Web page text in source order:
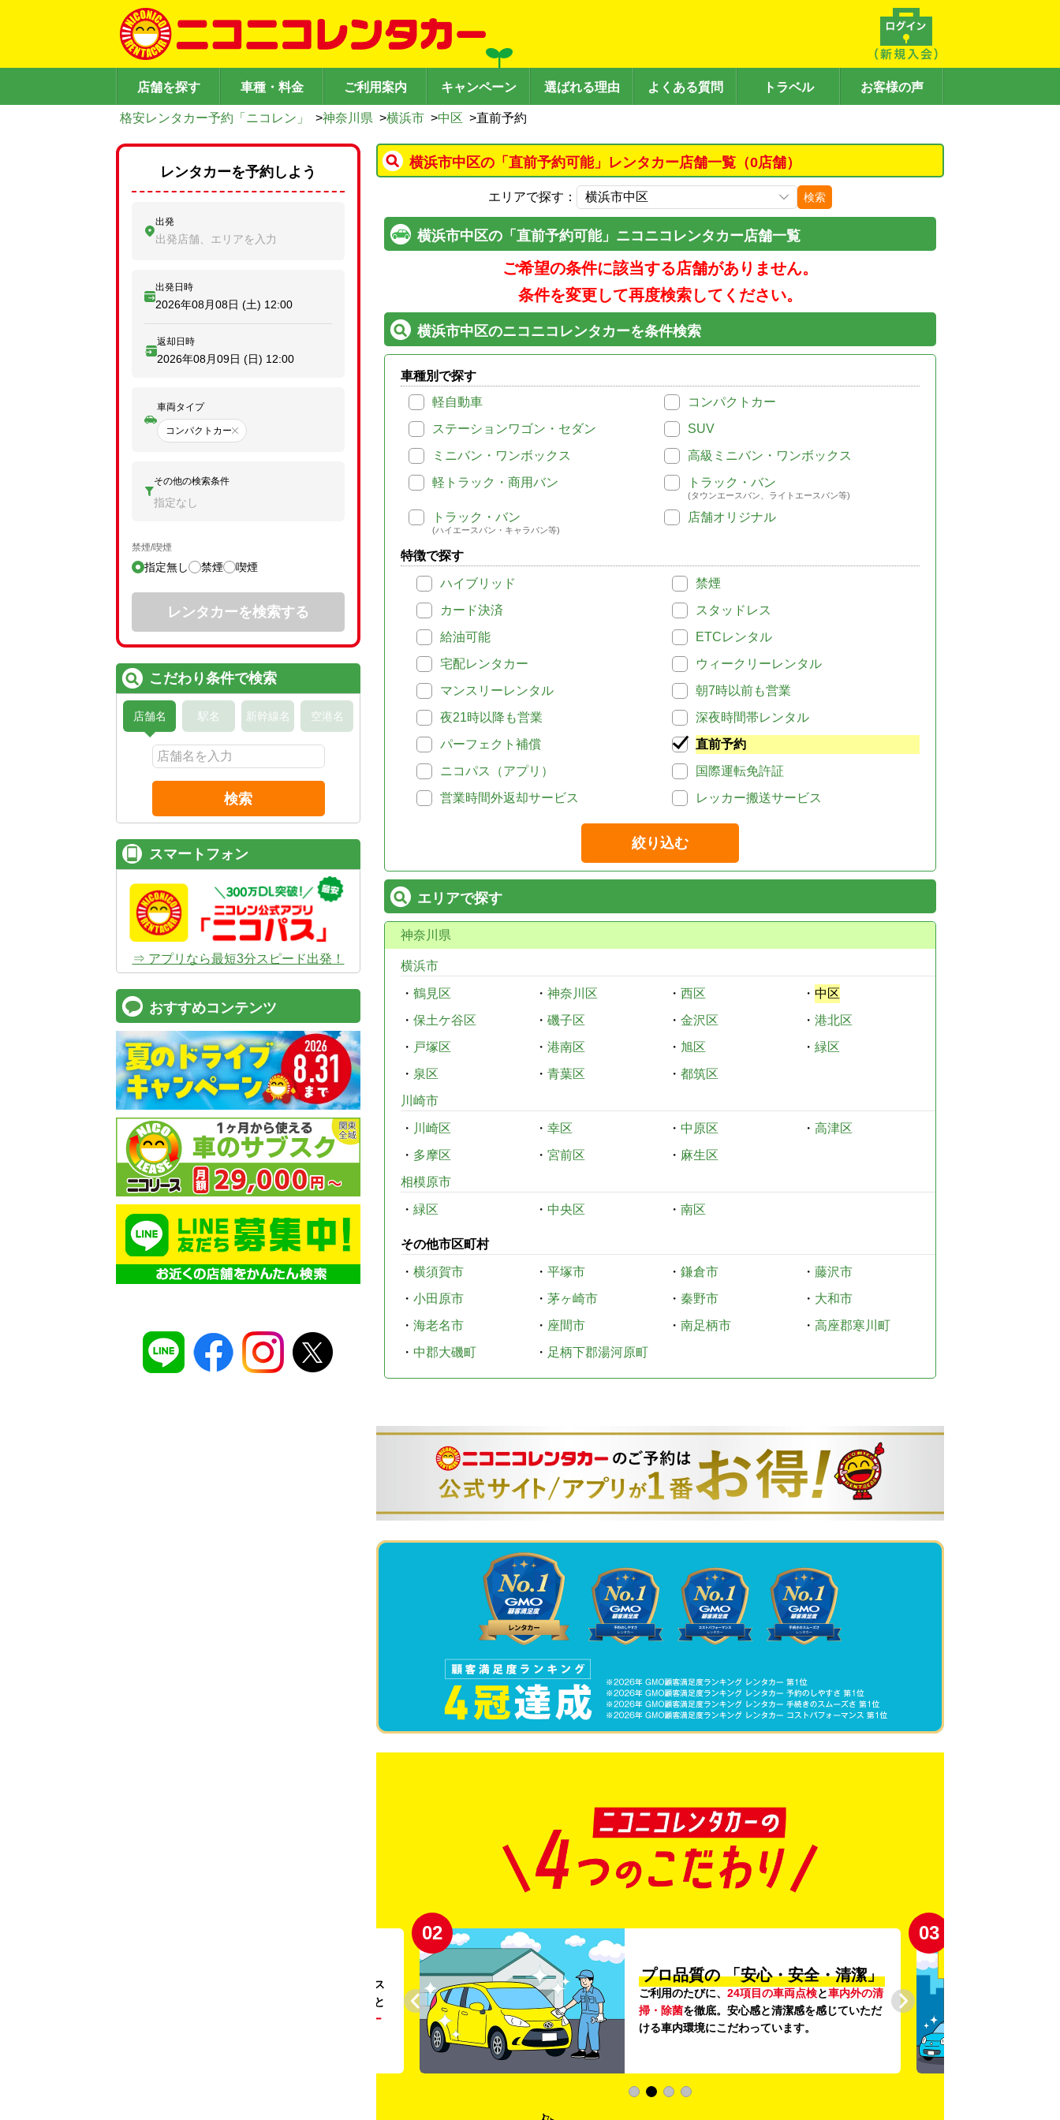
店舗を探す 車種・料金 ご利用案内 キャンペーン 選ばれる理由 よくある質問 トラベル お客様の声
格安レンタカー予約「ニコレン」 >神奈川県 >横浜市 >中区 >直前予約
横浜市中区の「直前予約可能」レンタカー店舗一覧（0店舗）
エリアで探す： 検索
横浜市中区の「直前予約可能」ニコニコレンタカー店舗一覧
ご希望の条件に該当する店舗がありません。
条件を変更して再度検索してください。
横浜市中区のニコニコレンタカーを条件検索
車種別で探す
軽自動車
コンパクトカー
ステーションワゴン・セダン
SUV
ミニバン・ワンボックス
高級ミニバン・ワンボックス
軽トラック・商用バン
トラック・バン
(タウンエースバン、ライトエースバン等)
トラック・バン
(ハイエースバン・キャラバン等)
店舗オリジナル
特徴で探す
ハイブリッド
禁煙
カード決済
スタッドレス
給油可能
ETCレンタル
宅配レンタカー
ウィークリーレンタル
マンスリーレンタル
朝7時以前も営業
夜21時以降も営業
深夜時間帯レンタル
パーフェクト補償
直前予約
ニコパス（アプリ）
国際運転免許証
営業時間外返却サービス
レッカー搬送サービス
絞り込む
エリアで探す
神奈川県
横浜市
・ 鶴見区 ・ 神奈川区 ・ 西区 ・ 中区
・ 保土ケ谷区 ・ 磯子区 ・ 金沢区 ・ 港北区
・ 戸塚区 ・ 港南区 ・ 旭区 ・ 緑区
・ 泉区 ・ 青葉区 ・ 都筑区
川崎市
・ 川崎区 ・ 幸区 ・ 中原区 ・ 高津区
・ 多摩区 ・ 宮前区 ・ 麻生区
相模原市
・ 緑区 ・ 中央区 ・ 南区
その他市区町村
・ 横須賀市 ・ 平塚市 ・ 鎌倉市 ・ 藤沢市
・ 小田原市 ・ 茅ヶ崎市 ・ 秦野市 ・ 大和市
・ 海老名市 ・ 座間市 ・ 南足柄市 ・ 高座郡寒川町
・ 中郡大磯町 ・ 足柄下郡湯河原町
。ガソリンス
タンドや整備工場の既存インフラを活用すること
リー
02
プロ品質の 「安心・安全・清潔」
ご利用のたびに、 24項目の車両点検と車内外の清
掃・除菌を徹底。安心感と清潔感を感じていただ
ける車内環境にこだわっています。
03
レンタカーを予約しよう
出発
出発店舗、エリアを入力
出発日時
2026年08月08日 (土) 12:00
返却日時
2026年08月09日 (日) 12:00
車両タイプ
コンパクトカー
その他の検索条件
指定なし
禁煙/喫煙
指定無し 禁煙 喫煙
レンタカーを検索する
こだわり条件で検索
店舗名 駅名 新幹線名 空港名
検索
スマートフォン
⇒ アプリなら最短3分スピード出発！
おすすめコンテンツ